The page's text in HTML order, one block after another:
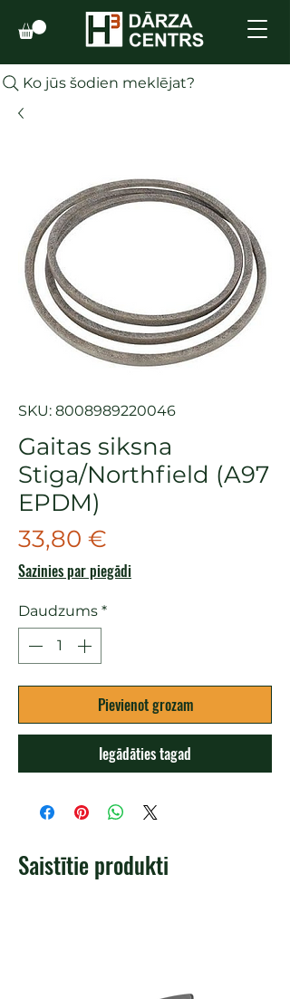
Ko jūs šodien meklējat?
SKU: 8008989220046
Gaitas siksna
Stiga/Northfield (A97
EPDM)
33,80 €
Sazinies par piegādi
Daudzums *
Pievienot grozam
Iegādāties tagad
Saistītie produkti